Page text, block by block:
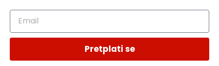
Pretplati se